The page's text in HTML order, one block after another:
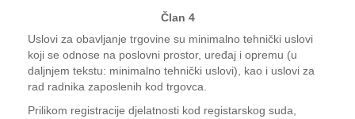
Član 4
Uslovi za obavljanje trgovine su minimalno tehnički uslovi
koji se odnose na poslovni prostor, uređaj i opremu (u
daljnjem tekstu: minimalno tehnički uslovi), kao i uslovi za
rad radnika zaposlenih kod trgovca.
Prilikom registracije djelatnosti kod registarskog suda,